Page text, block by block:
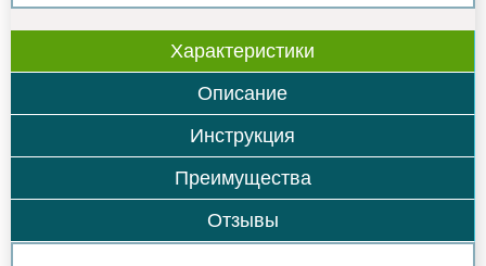
Характеристики
Описание
Инструкция
Преимущества
Отзывы